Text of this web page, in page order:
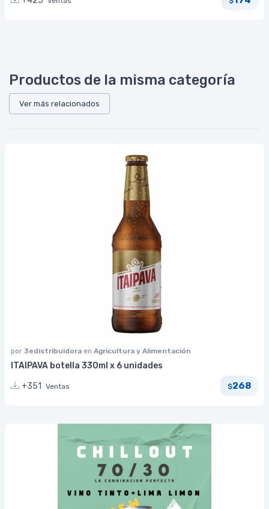
Productos de la misma categoría
Ver más relacionados
por 3edistribuidora en Agricultura y Alimentación
ITAIPAVA botella 330ml x 6 unidades
+351
Ventas $268